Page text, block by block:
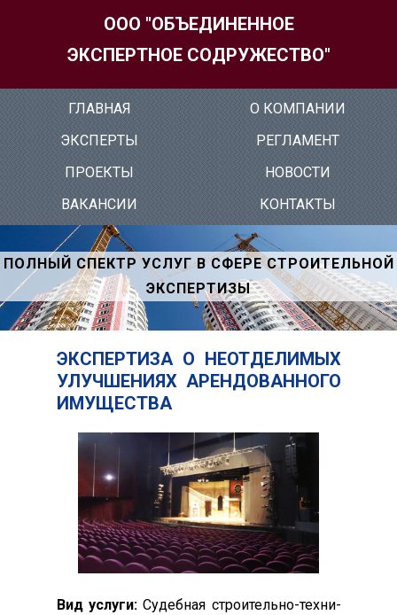
ООО "ОБЪЕДИНЕННОЕ
ЭКСПЕРТНОЕ СОДРУЖЕСТВО"
ГЛАВ­НАЯ
О КОМ­ПА­НИИ
ЭК­СПЕР­ТЫ
РЕГ­ЛА­МЕНТ
ПРО­ЕК­ТЫ
НО­ВОС­ТИ
ВА­КАН­СИИ
КОН­ТАКТЫ
ПОЛНЫЙ СПЕКТР УСЛУГ В СФЕРЕ СТРОИТЕЛЬНОЙ
ЭКСПЕРТИЗЫ
ЭК­СПЕР­ТИ­ЗА О НЕ­ОТ­ДЕ­ЛИМЫХ
УЛУЧ­ШЕ­НИ­ЯХ АРЕН­ДО­ВАН­НО­ГО
ИМУ­ЩЕС­ТВА
Вид ус­лу­ги:Су­деб­ная стро­итель­но-тех­ни­